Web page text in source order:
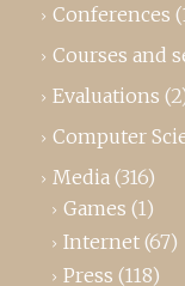
Conferences
Courses and
Evaluations
Computer
Media (316)
Games (1)
Internet (67)
Press (118)